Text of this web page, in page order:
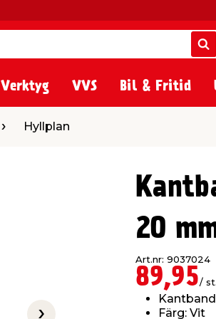
Verktyg VVS Bil & Fritid
Hyllplan
20
Art.nr: 9037024
89,95/ st.
Kantband
Färg: Vit